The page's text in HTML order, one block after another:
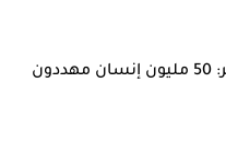
وزير الصحة يدق ناقوس الخطر: 50 مليون إنسان مهددون